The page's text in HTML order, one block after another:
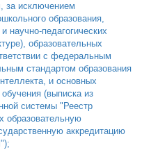
за исключением
образования,
научно-педагогических
образовательных
с федеральным
стандартом образования
и основных
(выписка из
системы "Реестр
образовательную
аккредитацию